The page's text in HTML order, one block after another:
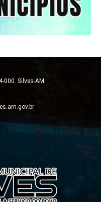
000. Silves-AM.